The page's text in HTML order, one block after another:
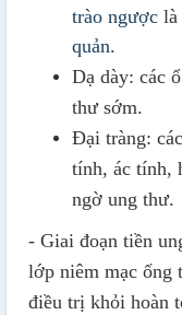
trào ngược là
quản.
Dạ dày: các
thư sớm.
Đại tràng:
tính, ác tính,
ngờ ung thư.
- Giai đoạn tiền
lớp niêm mạc ống
điều trị khỏi hoàn